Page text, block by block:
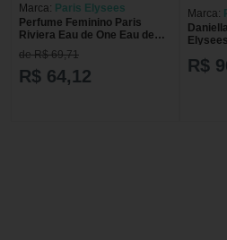
Marca: Paris Elysees
Perfume Feminino Paris
Riviera Eau de One Eau de
Toilette 100 ml
de R$ 69,71
R$ 64,12
Marca:
R$